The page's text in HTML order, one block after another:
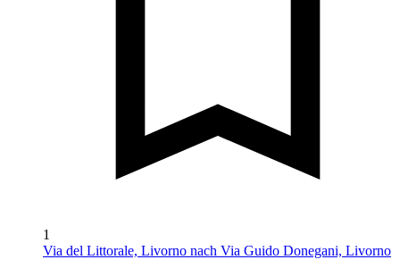
1
Via del Littorale, Livorno nach Via Guido Donegani, Livorno